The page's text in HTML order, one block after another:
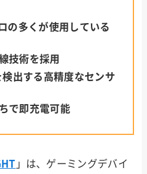
の多くが使用している
技術を採用
出する高精度なセンサ
で即充電可能
」は、ゲーミングデバイ